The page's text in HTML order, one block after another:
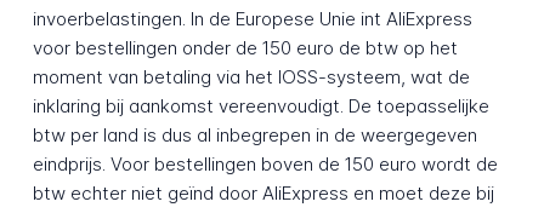
invoerbelastingen. In de Europese Unie int AliExpress
voor bestellingen onder de 150 euro de btw op het
moment van betaling via het IOSS-systeem, wat de
inklaring bij aankomst vereenvoudigt. De toepasselijke
btw per land is dus al inbegrepen in de weergegeven
eindprijs. Voor bestellingen boven de 150 euro wordt de
btw echter niet geïnd door AliExpress en moet deze bij